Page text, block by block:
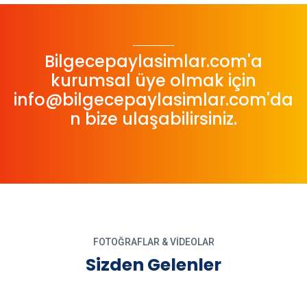
Bilgecepaylasimlar.com'a
kurumsal üye olmak için
info@bilgecepaylasimlar.com'da
n bize ulaşabilirsiniz.
FOTOĞRAFLAR & VIDEOLAR
Sizden Gelenler